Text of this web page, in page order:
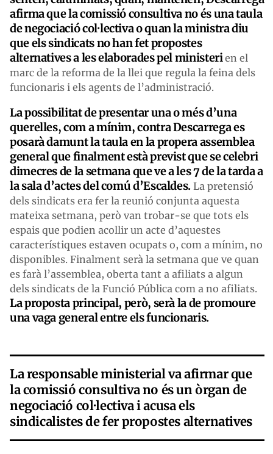
afirma que la comissió consultiva no és una taula
de negociació col·lectiva o quan la ministra diu
que els sindicats no han fet propostes
alternatives a les elaborades pel ministerien el
marc de la reforma de la llei que regula la feina dels
funcionaris i els agents de l’administració.
La possibilitat de presentar una o més d’una
querelles, com a mínim, contra Descarrega es
posarà damunt la taula en la propera assemblea
general que finalment està previst que se celebri
dimecres de la setmana que ve a les 7 de la tarda a
la sala d’actes del comú d’Escaldes. La pretensió
dels sindicats era fer la reunió conjunta aquesta
mateixa setmana, però van trobar-se que tots els
espais que podien acollir un acte d’aquestes
característiques estaven ocupats o, com a mínim, no
disponibles. Finalment serà la setmana que ve quan
es farà l’assemblea, oberta tant a afiliats a algun
dels sindicats de la Funció Pública com a no afiliats.
La proposta principal, però, serà la de promoure
una vaga general entre els funcionaris.
La responsable ministerial va afirmar que
la comissió consultiva no és un òrgan de
negociació col·lectiva i acusa els
sindicalistes de fer propostes alternatives